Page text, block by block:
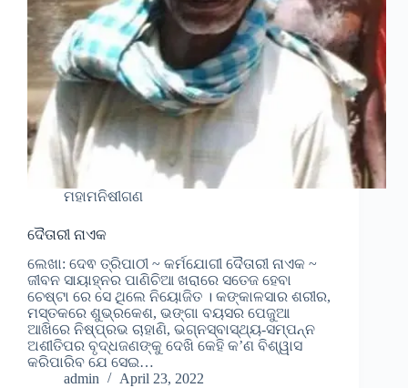
ମହାମନିଷୀଗଣ
ଦୈତାରୀ ନାଏକ
ଲେଖା: ଦେଵ ତ୍ରିପାଠୀ ~ କର୍ମଯୋଗୀ ଦୈତାରୀ ନାଏକ ~
ଜୀବନ ସାୟାହ୍ନର ପାଣିଚିଆ ଖରାରେ ସତେଜ ହେବା
ଚେଷ୍ଟା ରେ ସେ ଥିଲେ ନିୟୋଜିତ । କଙ୍କାଳସାର ଶରୀର,
ମସ୍ତକରେ ଶୁଭ୍ରକେଶ, ଭଙ୍ଗା ବୟସର ପେଜୁଆ
ଆଖିରେ ନିଷ୍ପ୍ରଭ ଚାହାଣି, ଭଗ୍ନସ୍ବାସ୍ଥ୍ୟ-ସମ୍ପନ୍ନ
ଅଶୀତିପର ବୃଦ୍ଧଜଣଙ୍କୁ ଦେଖି କେହି କ’ଣ ବିଶ୍ୱାସ
କରିପାରିବ ଯେ ସେଇ…
admin
April 23, 2022